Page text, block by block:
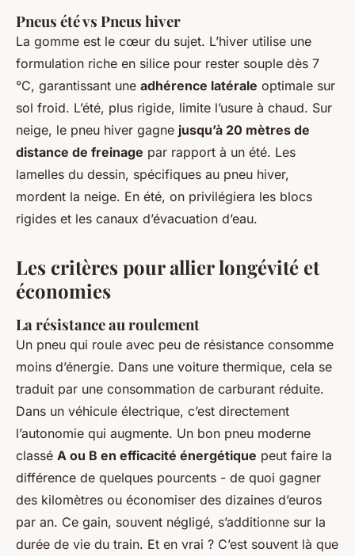
Pneus été vs Pneus hiver
La gomme est le cœur du sujet. L’hiver utilise une
formulation riche en silice pour rester souple dès 7
°C, garantissant une adhérence latérale optimale sur
sol froid. L’été, plus rigide, limite l’usure à chaud. Sur
neige, le pneu hiver gagne jusqu’à 20 mètres de
distance de freinage par rapport à un été. Les
lamelles du dessin, spécifiques au pneu hiver,
mordent la neige. En été, on privilégiera les blocs
rigides et les canaux d’évacuation d’eau.
Les critères pour allier longévité et
économies
La résistance au roulement
Un pneu qui roule avec peu de résistance consomme
moins d’énergie. Dans une voiture thermique, cela se
traduit par une consommation de carburant réduite.
Dans un véhicule électrique, c’est directement
l’autonomie qui augmente. Un bon pneu moderne
classé A ou B en efficacité énergétique peut faire la
différence de quelques pourcents - de quoi gagner
des kilomètres ou économiser des dizaines d’euros
par an. Ce gain, souvent négligé, s’additionne sur la
durée de vie du train. Et en vrai ? C’est souvent là que